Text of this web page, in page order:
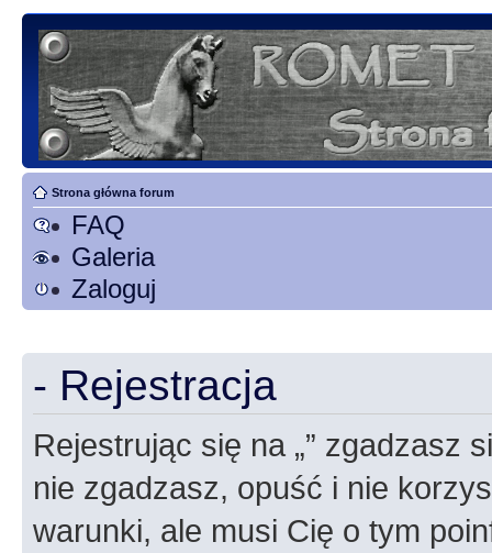
Strona główna forum
FAQ
Galeria
Zaloguj
- Rejestracja
Rejestrując się na „” zgadzasz
nie zgadzasz, opuść i nie
warunki, ale musi Cię o tym